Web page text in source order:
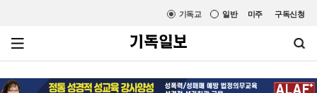
미주 구독신청
일반
기독교